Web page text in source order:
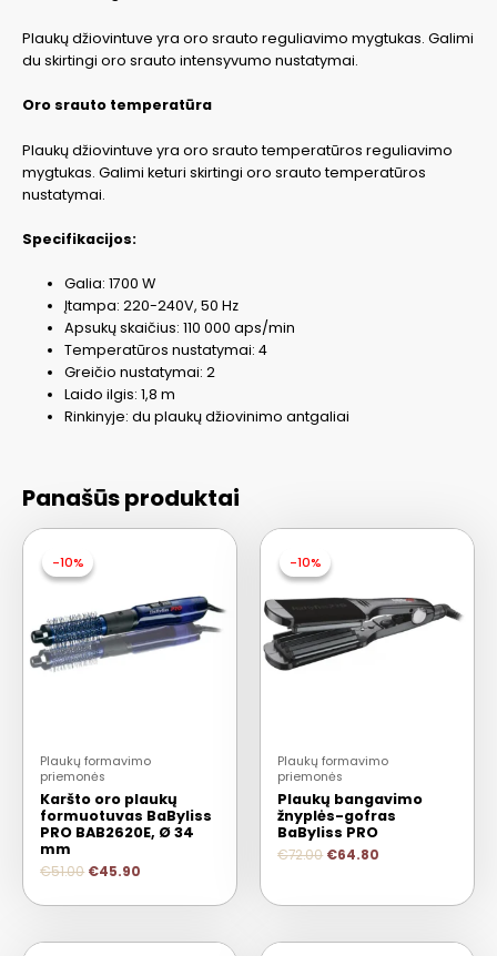
Plaukų džiovintuve yra oro srauto reguliavimo mygtukas. Galimi
du skirtingi oro srauto intensyvumo nustatymai.
Oro srauto temperatūra
Plaukų džiovintuve yra oro srauto temperatūros reguliavimo
mygtukas. Galimi keturi skirtingi oro srauto temperatūros
nustatymai.
Specifikacijos:
Galia: 1700 W
Įtampa: 220-240V, 50 Hz
Apsukų skaičius: 110 000 aps/min
Temperatūros nustatymai: 4
Greičio nustatymai: 2
Laido ilgis: 1,8 m
Rinkinyje: du plaukų džiovinimo antgaliai
Panašūs produktai
-10%
-10%
Plaukų formavimo
priemonės
Karšto oro plaukų
formuotuvas BaByliss
PRO BAB2620E, Ø 34
mm
€51.00 €45.90
-10%
-10%
Plaukų formavimo
priemonės
Plaukų bangavimo
žnyplės-gofras
BaByliss PRO
€72.00 €64.80